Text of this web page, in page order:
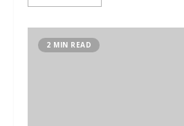
2 MIN READ